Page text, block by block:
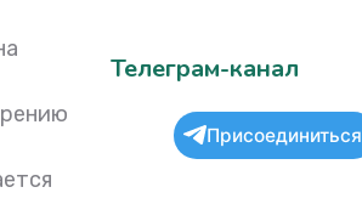
Телеграм-канал
Присоединиться